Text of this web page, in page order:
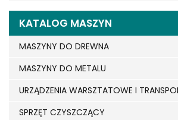
KATALOG MASZYN
MASZYNY DO DREWNA
MASZYNY DO METALU
URZĄDZENIA WARSZTATOWE I
SPRZĘT CZYSZCZĄCY